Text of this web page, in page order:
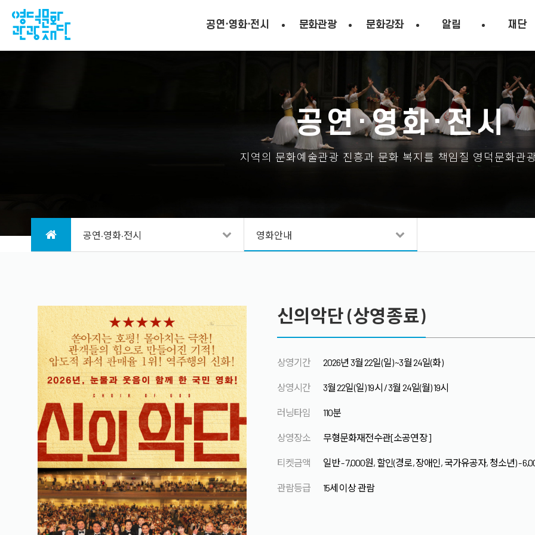
공연·영화·전시 문화관광 문화강좌 알림 재단
공연·영화·전시
지역의 문화예술관광 진흥과 문화 복지를 책임질 영덕문화관
공연·영화·전시 영화안내
신의악단 (상영종료)
상영기간 2026년 3월 22일(일) ~3월 24일(화)
상영시간 3월 22일(일) 19시 / 3월 24일(월) 19시
러닝타임 110분
상영장소 무형문화재전수관[소공연장]
티켓금액 일반 - 7,000원, 할인(경로, 장애인, 국가유공자, 청소년) -
관람등급 15세 이상 관람